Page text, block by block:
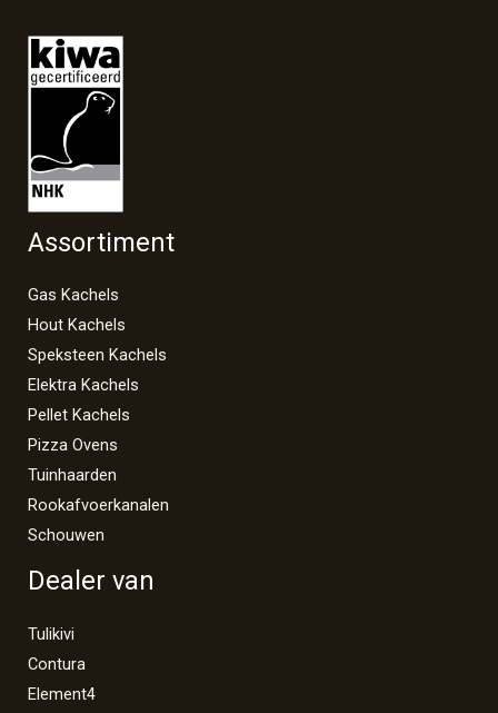
Assortiment
Gas Kachels
Hout Kachels
Speksteen Kachels
Elektra Kachels
Pellet Kachels
Pizza Ovens
Tuinhaarden
Rookafvoerkanalen
Schouwen
Dealer van
Tulikivi
Contura
Element4